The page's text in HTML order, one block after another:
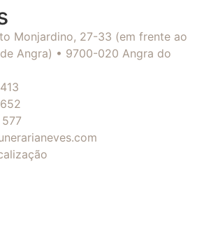
Monjardino, 27-33 (em frente ao
Angra) • 9700-020 Angra do